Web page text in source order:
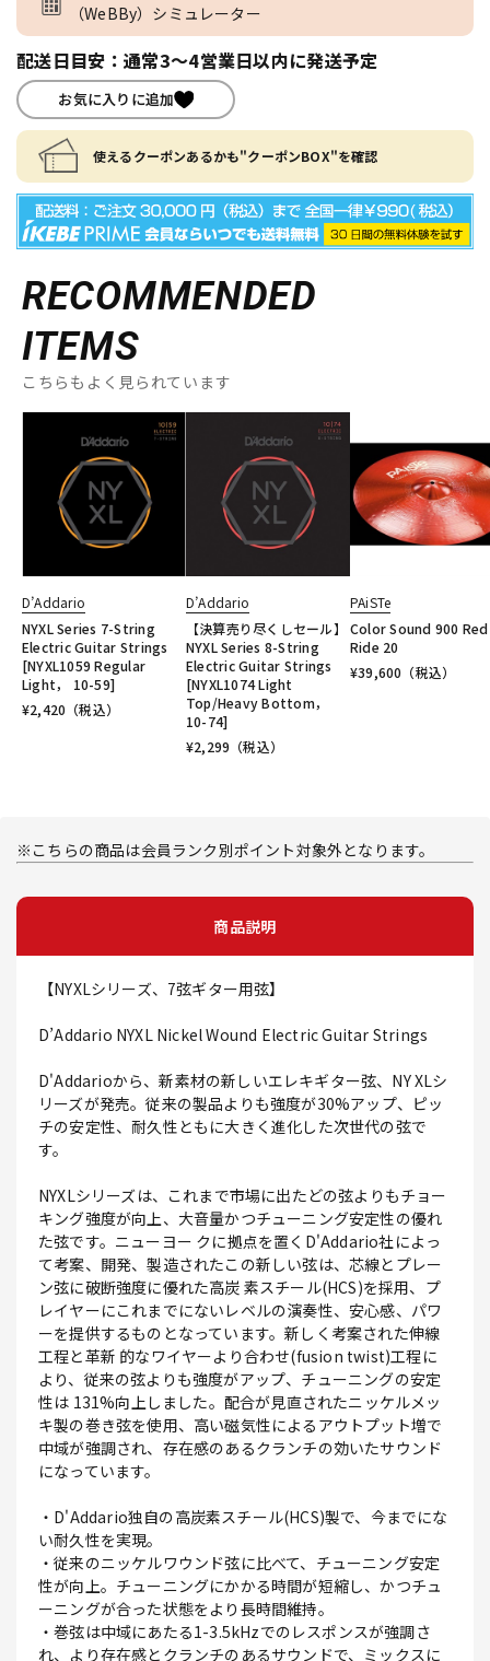
（WeBBy）シミュレーター
配送日目安：通常3～4営業日以内に発送予定
お気に入りに追加
使えるクーポンあるかも"クーポンBOX"を確認
RECOMMENDED
ITEMS
こちらもよく見られています
D’Addario
NYXL Series 7-String
Electric Guitar Strings
[NYXL1059 Regular
Light， 10-59]
¥2,420 （税込）
D’Addario
【決算売り尽くしセール】
NYXL Series 8-String
Electric Guitar Strings
[NYXL1074 Light
Top/Heavy Bottom，
10-74]
¥2,299 （税込）
PAiSTe
Color Sound 900 Red
Ride 20
¥39,600 （税込）
※こちらの商品は会員ランク別ポイント対象外となります。
商品説明
【NYXLシリーズ、7弦ギター用弦】
D’Addario NYXL Nickel Wound Electric Guitar Strings
D'Addarioから、新素材の新しいエレキギター弦、NY XLシ
リーズが発売。従来の製品よりも強度が30%アップ、ピッ
チの安定性、耐久性ともに大きく進化した次世代の弦で
す。
NYXLシリーズは、これまで市場に出たどの弦よりもチョー
キング強度が向上、大音量かつチューニング安定性の優れ
た弦です。ニューヨー クに拠点を置くD'Addario社によっ
て考案、開発、製造されたこの新しい弦は、芯線とプレー
ン弦に破断強度に優れた高炭 素スチール(HCS)を採用、プ
レイヤーにこれまでにないレベルの演奏性、安心感、パワ
ーを提供するものとなっています。新しく考案された伸線
工程と革新 的なワイヤーより合わせ(fusion twist)工程に
より、従来の弦よりも強度がアップ、チューニングの安定
性は 131%向上しました。配合が見直されたニッケルメッ
キ製の巻き弦を使用、高い磁気性によるアウトプット増で
中域が強調され、存在感のあるクランチの効いたサウンド
になっています。
・D'Addario独自の高炭素スチール(HCS)製で、今までにな
い耐久性を実現。
・従来のニッケルワウンド弦に比べて、チューニング安定
性が向上。チューニングにかかる時間が短縮し、かつチュ
ーニングが合った状態をより長時間維持。
・巻弦は中域にあたる1-3.5kHzでのレスポンスが強調さ
れ、より存在感とクランチのあるサウンドで、ミックスに